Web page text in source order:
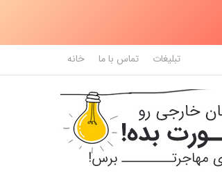
تبلیغات تماس با ما خانه